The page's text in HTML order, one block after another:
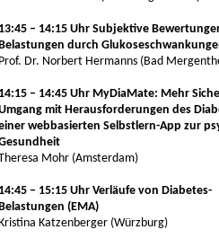
13:45 – 14:15 Uhr Subjektive
Belastungen durch
Prof. Dr. Norbert Hermanns (Bad
14:15 – 14:45 Uhr MyDiaMate: Mehr
mit Herausforderungen des
webbasierten Selbstlern-App zur
Mohr (Amsterdam)
14:45 – 15:15 Uhr Verläufe von Diabetes-
Belastungen (EMA)
Kristina Katzenberger (Würzburg)